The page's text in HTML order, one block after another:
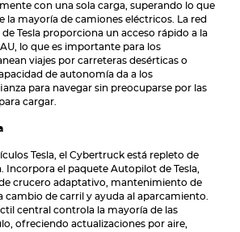
con una sola carga, superando lo que
la mayoría de camiones eléctricos. La red
Tesla proporciona un acceso rápido a la
lo que es importante para los
viajes por carreteras desérticas o
de autonomía da a los
para navegar sin preocuparse por las
cargar.
Tesla, el Cybertruck está repleto de
Incorpora el paquete Autopilot de Tesla,
crucero adaptativo, mantenimiento de
cambio de carril y ayuda al aparcamiento.
central controla la mayoría de las
ofreciendo actualizaciones por aire,